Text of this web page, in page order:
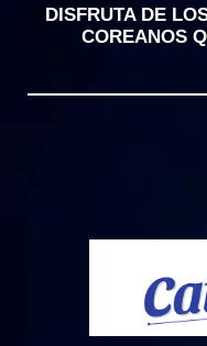
DISFRUTA DE
COREANOS